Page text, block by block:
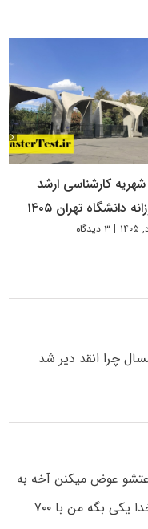
شهریه کارشناسی ارشد
دانشگاه تهران ۱۴۰۵
| ۳ دیدگاه
امسال چرا انقد دیر شد
عوض میکنن آخه به
فکر روح وروان مانیستن .بچه ها تورو خدا یکی بگه من با ۷۰۰